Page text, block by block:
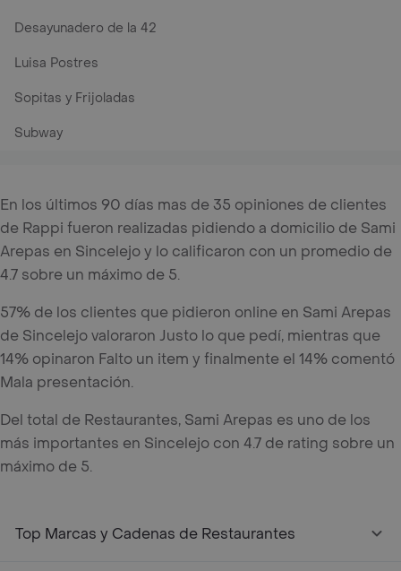
Desayunadero de la 42
Luisa Postres
Sopitas y Frijoladas
Subway
En los últimos 90 días mas de 35 opiniones de clientes
de Rappi fueron realizadas pidiendo a domicilio de Sami
Arepas en Sincelejo y lo calificaron con un promedio de
4.7 sobre un máximo de 5.
57% de los clientes que pidieron online en Sami Arepas
de Sincelejo valoraron Justo lo que pedí, mientras que
14% opinaron Falto un item y finalmente el 14% comentó
Mala presentación.
Del total de Restaurantes, Sami Arepas es uno de los
más importantes en Sincelejo con 4.7 de rating sobre un
máximo de 5.
Top Marcas y Cadenas de Restaurantes